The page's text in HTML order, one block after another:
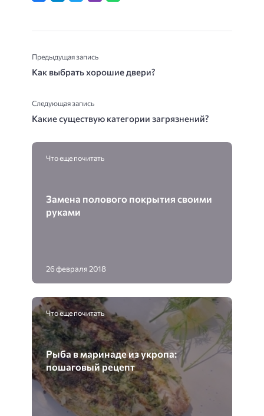
Предыдущая запись
Как выбрать хорошие двери?
Следующая запись
Какие существую категории загрязнений?
Что еще почитать
Замена полового покрытия своими
руками
26 февраля 2018
Что еще почитать
Рыба в маринаде из укропа:
пошаговый рецепт